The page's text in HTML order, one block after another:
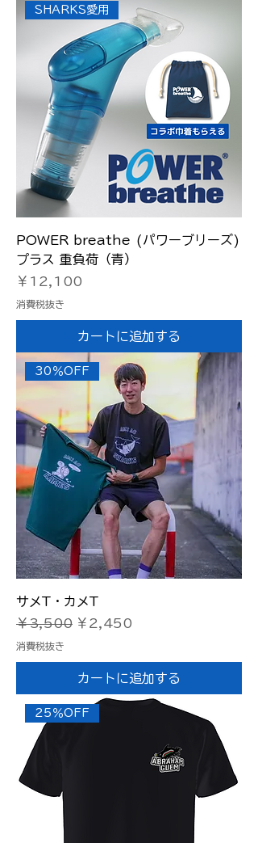
SHARKS愛用
POWER breathe (パワーブリーズ)
プラス 重負荷（青）
価格
￥12,100
消費税抜き
カートに追加する
30％OFF
サメT・カメT
通常価格
￥3,500 セール価格
￥2,450
消費税抜き
カートに追加する
25％OFF